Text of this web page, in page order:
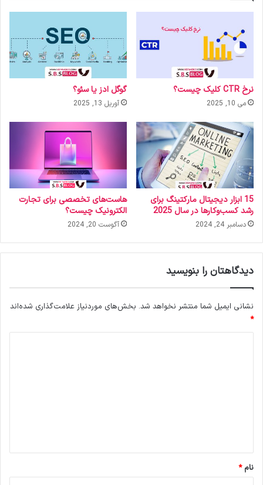
نرخ CTR کلیک چیست؟
می 10, 2025
گوگل ادز یا سئو؟
آوریل 13, 2025
15 ابزار دیجیتال مارکتینگ برای
رشد کسب‌وکارها در سال 2025
دسامبر 24, 2024
هاست‌های تخصصی برای تجارت
الکترونیک چیست؟
آگوست 20, 2024
دیدگاهتان را بنویسید
نشانی ایمیل شما منتشر نخواهد شد. بخش‌های موردنیاز علامت‌گذاری شده‌اند
*
نام*